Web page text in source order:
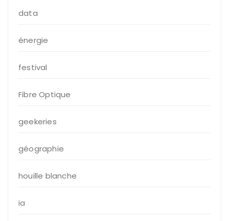
data
énergie
festival
Fibre Optique
geekeries
géographie
houille blanche
ia